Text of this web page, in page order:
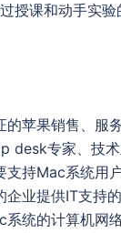
授课和动手实
的苹果销售、服
desk专家、技
支持Mac系统用
企业提供IT支持
系统的计算机网